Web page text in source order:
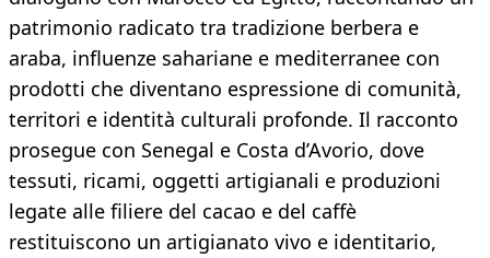
patrimonio radicato tra tradizione berbera e
araba, influenze sahariane e mediterranee con
prodotti che diventano espressione di comunità,
territori e identità culturali profonde. Il racconto
prosegue con Senegal e Costa d’Avorio, dove
tessuti, ricami, oggetti artigianali e produzioni
legate alle filiere del cacao e del caffè
restituiscono un artigianato vivo e identitario,